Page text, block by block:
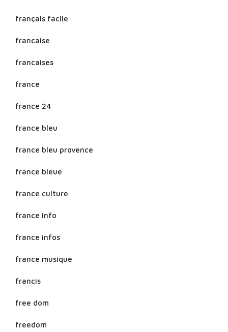
français facile
francaise
francaises
france
france 24
france bleu
france bleu provence
france bleue
france culture
france info
france infos
france musique
francis
free dom
freedom